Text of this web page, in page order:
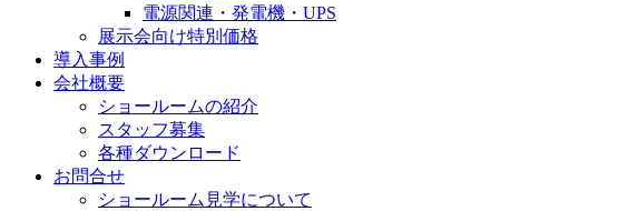
電源関連・発電機・UPS
展示会向け特別価格
導入事例
会社概要
ショールームの紹介
スタッフ募集
各種ダウンロード
お問合せ
ショールーム見学について